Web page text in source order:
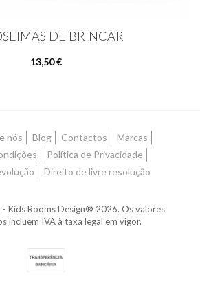
DE BRINCAR
13,50 €
nós Blog Contactos
Marcas
Política de Privacidade
Direito de livre resolução
Kids Rooms Design® 2026. Os valores
incluem IVA à taxa legal em vigor.